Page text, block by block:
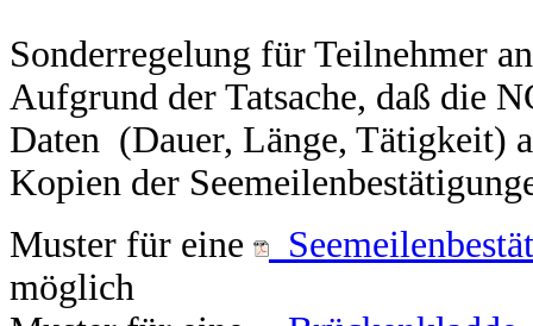
Sonderregelung für Teilnehmer
Aufgrund der Tatsache, daß die
Daten (Dauer, Länge, Tätigkeit)
Kopien der
Muster für eine
möglich